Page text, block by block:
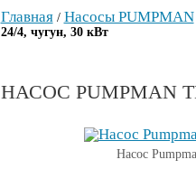
Главная/ Насосы PUMPMAN
24/4, чугун, 30 кВт
НАСОС PUMPMAN
Насос